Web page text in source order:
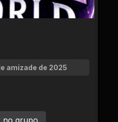
amizade de 2025
no grupo